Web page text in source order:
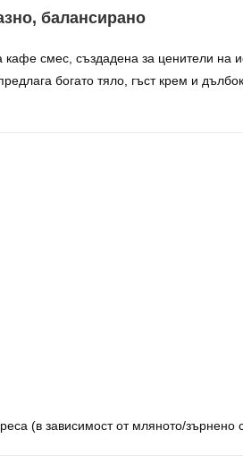
балансирано
смес, създадена за ценители на
богато тяло, гъст крем и
(в зависимост от мляното/зърнено